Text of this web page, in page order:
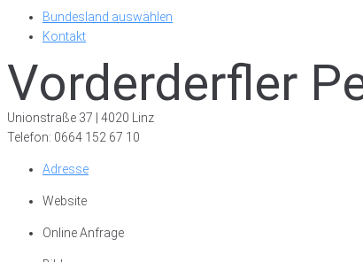
Bundesland auswählen
Kontakt
Vorderderfler
Unionstraße 37 | 4020 Linz
Telefon: 0664 152 67 10
Adresse
Website
Online Anfrage